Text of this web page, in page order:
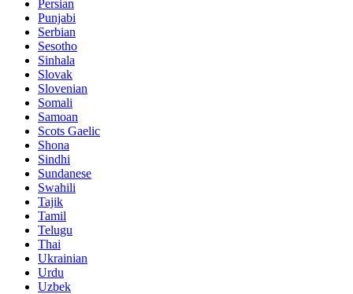
Persian
Punjabi
Serbian
Sesotho
Sinhala
Slovak
Slovenian
Somali
Samoan
Scots Gaelic
Shona
Sindhi
Sundanese
Swahili
Tajik
Tamil
Telugu
Thai
Ukrainian
Urdu
Uzbek